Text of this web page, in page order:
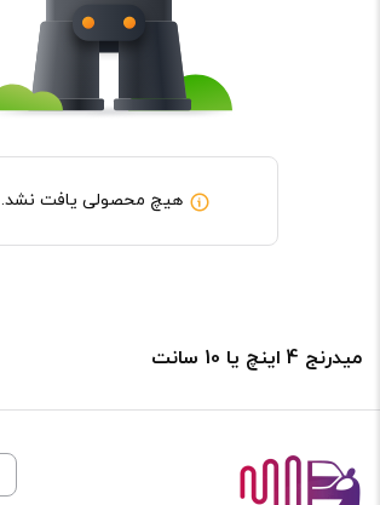
هیچ محصولی یافت نشد.
میدرنج 4 اینچ یا 10 سانت